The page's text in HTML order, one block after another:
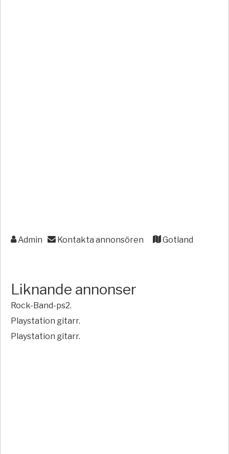
Admin Kontakta annonsören Gotland
Liknande annonser
Rock-Band-ps2.
Playstation gitarr.
Playstation gitarr.